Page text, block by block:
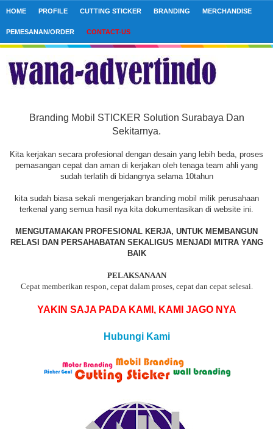
HOME PROFILE CUTTING STICKER BRANDING MERCHANDISE
PEMESANAN/ORDER CONTACT-US
Branding Mobil STICKER Solution Surabaya Dan
Sekitarnya.
Kita kerjakan secara profesional dengan desain yang lebih beda, proses
pemasangan cepat dan aman di kerjakan oleh tenaga team ahli yang
sudah terlatih di bidangnya selama 10tahun
kita sudah biasa sekali mengerjakan branding mobil milik perusahaan
terkenal yang semua hasil nya kita dokumentasikan di website ini.
MENGUTAMAKAN PROFESIONAL KERJA, UNTUK MEMBANGUN
RELASI DAN PERSAHABATAN SEKALIGUS MENJADI MITRA YANG
BAIK
PELAKSANAAN
Cepat memberikan respon, cepat dalam proses, cepat dan cepat selesai.
YAKIN SAJA PADA KAMI, KAMI JAGO NYA
Hubungi Kami